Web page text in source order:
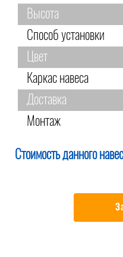
Высота
Способ установки
Цвет
Каркас навеса
Доставка
Монтаж
Стоимость данного